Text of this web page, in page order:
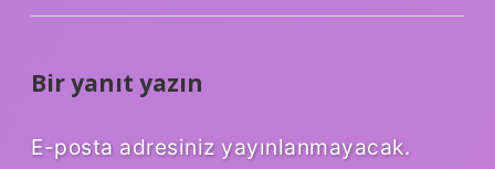
Bir yanıt yazın
E-posta adresiniz yayınlanmayacak.